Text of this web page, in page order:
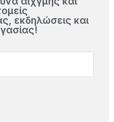
εκδηλώσεις και